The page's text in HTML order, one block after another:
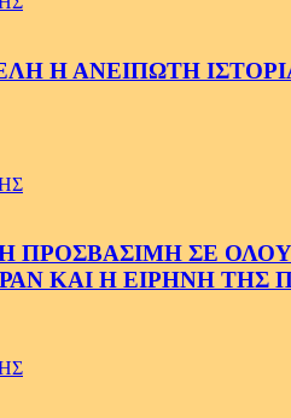
Η ΑΝΕΙΠΩΤΗ
ΣΕ ΟΛΟΥΣ
ΚΑΙ Η ΕΙΡΗΝΗ ΤΗΣ